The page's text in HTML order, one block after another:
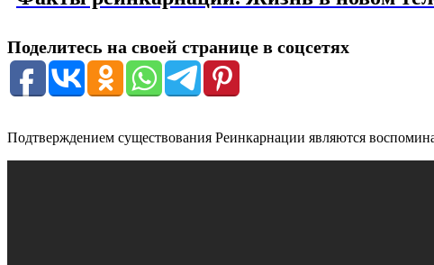
Поделитесь на своей странице в соцсетях
Подтверждением существования Реинкарнации являются